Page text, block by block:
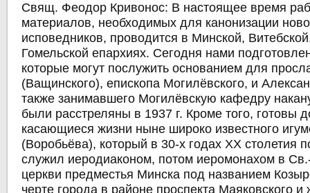
Свящ. Феодор Кривонос: В настоящее время
материалов, необходимых для канонизации
исповедников, проводится в Минской,
Гомельской епархиях. Сегодня нами
которые могут послужить основанием для
(Ващинского), епископа Могилёвского, и
также занимавшего Могилёвскую кафедру
были расстреляны в 1937 г. Кроме того, готовы
касающиеся жизни ныне широко известного
(Воробьёва), который в 30-х годах ХХ столетия
служил иеродиаконом, потом иеромонахом в
церкви предместья Минска под названием
черте города в районе проспекта Маяковского